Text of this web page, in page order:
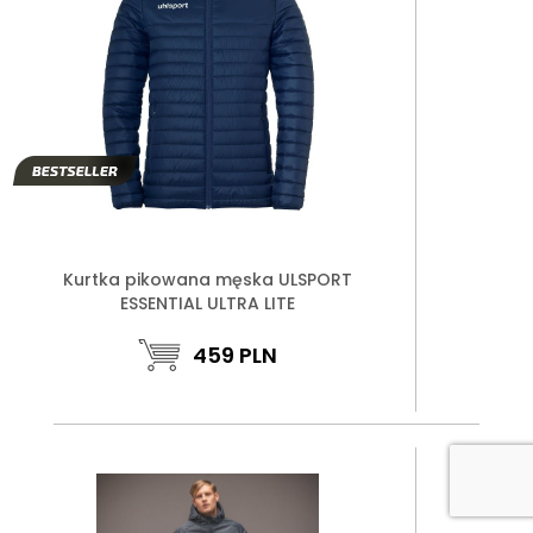
Kurtka pikowana męska ULSPORT
ESSENTIAL ULTRA LITE
459 PLN